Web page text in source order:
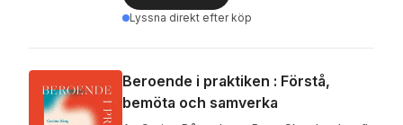
Lyssna direkt efter köp
Beroende i praktiken : Förstå,
bemöta och samverka